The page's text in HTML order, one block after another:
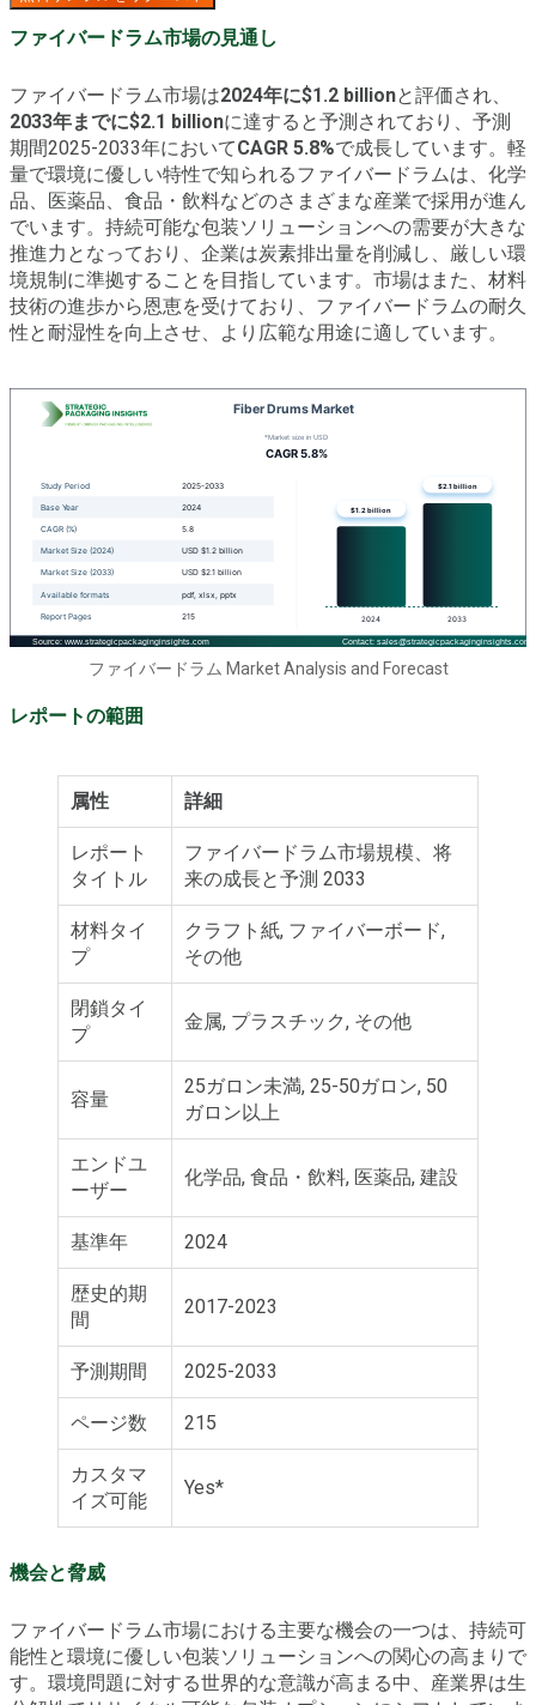
ファイバードラム市場の見通し
ファイバードラム市場は2024年に$1.2 billionと評価され、
2033年までに$2.1 billionに達すると予測されており、予測
期間2025-2033年においてCAGR 5.8%で成長しています。軽
量で環境に優しい特性で知られるファイバードラムは、化学
品、医薬品、食品・飲料などのさまざまな産業で採用が進ん
でいます。持続可能な包装ソリューションへの需要が大きな
推進力となっており、企業は炭素排出量を削減し、厳しい環
境規制に準拠することを目指しています。市場はまた、材料
技術の進歩から恩恵を受けており、ファイバードラムの耐久
性と耐湿性を向上させ、より広範な用途に適しています。
ファイバードラム Market Analysis and Forecast
レポートの範囲
属性 詳細
レポート
タイトル
ファイバードラム市場規模、将
来の成長と予測 2033
材料タイ
プ
クラフト紙, ファイバーボード,
その他
閉鎖タイ
プ
金属, プラスチック, その他
容量
25ガロン未満, 25-50ガロン, 50
ガロン以上
エンドユ
ーザー
化学品, 食品・飲料, 医薬品, 建設
基準年 2024
歴史的期
間
2017-2023
予測期間 2025-2033
ページ数 215
カスタマ
イズ可能
Yes*
機会と脅威
ファイバードラム市場における主要な機会の一つは、持続可
能性と環境に優しい包装ソリューションへの関心の高まりで
す。環境問題に対する世界的な意識が高まる中、産業界は生